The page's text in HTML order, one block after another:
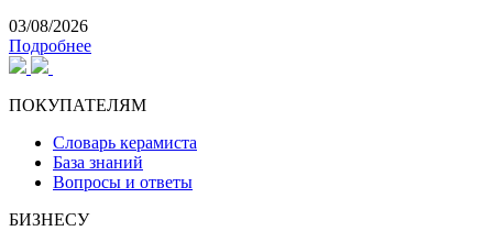
03/08/2026
Подробнее
ПОКУПАТЕЛЯМ
Словарь керамиста
База знаний
Вопросы и ответы
БИЗНЕСУ